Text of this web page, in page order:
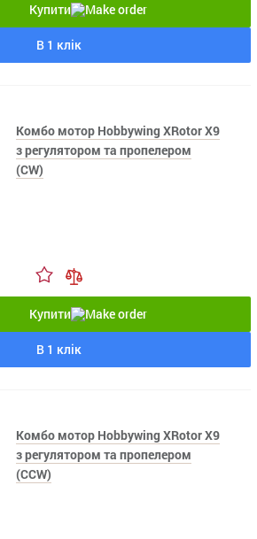
Купити
В 1 клік
Комбо мотор Hobbywing XRotor X9
з регулятором та пропелером
(CW)
Купити
В 1 клік
Комбо мотор Hobbywing XRotor X9
з регулятором та пропелером
(CCW)